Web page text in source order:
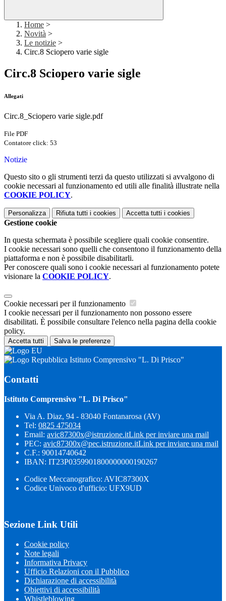
Home >
Novità >
Le notizie >
Circ.8 Sciopero varie sigle
Circ.8 Sciopero varie sigle
Allegati
Circ.8_Sciopero varie sigle.pdf
File PDF
Contatore click: 53
Notizie
Questo sito o gli strumenti terzi da questo utilizzati si avvalgono di
cookie necessari al funzionamento ed utili alle finalità illustrate nella
COOKIE POLICY.
Personalizza Rifiuta tutti i cookies Accetta tutti i cookies
Gestione cookie
In questa schermata è possibile scegliere quali cookie consentire.
I cookie necessari sono quelli che consentono il funzionamento della
piattaforma e non è possibile disabilitarli.
Per conoscere quali sono i cookie necessari al funzionamento potete
visionare la COOKIE POLICY.
Cookie necessari per il funzionamento
I cookie necessari per il funzionamento non possono essere
disabilitati. È possibile consultare l'elenco nella pagina della cookie
policy.
Accetta tutti Salva le preferenze
Istituto Comprensivo "L. Di Prisco"
Contatti
Istituto Comprensivo "L. Di Prisco"
Via A. Diaz, 94 - 83040 Fontanarosa (AV)
Tel: 0825 475034
Email: avic87300x@istruzione.itLink per inviare una mail
PEC: avic87300x@pec.istruzione.itLink per inviare una mail
C.F.: 90014740642
IBAN: IT23P0359901800000000190267
Codice Meccanografico: AVIC87300X
Codice Univoco d'ufficio: UFX9UD
Sezione Link Utili
Cookie policy
Note legali
Informativa Privacy
Ufficio Relazioni con il Pubblico
Dichiarazione di accessibilità
Obiettivi di accessibilità
Whistleblowing